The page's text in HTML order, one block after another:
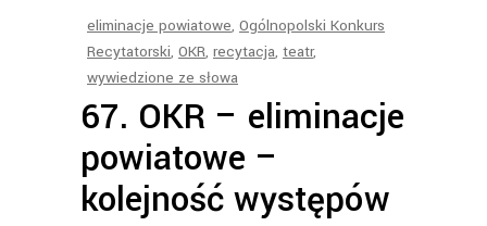
eliminacje powiatowe, Ogólnopolski Konkurs
Recytatorski, OKR, recytacja, teatr,
wywiedzione ze słowa
67. OKR – eliminacje
powiatowe –
kolejność występów